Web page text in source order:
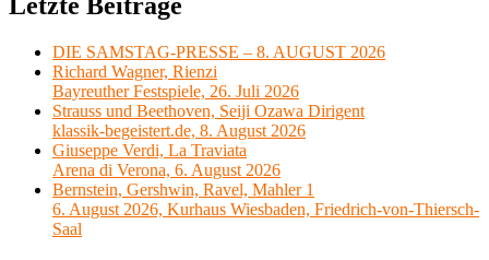
Letzte Beiträge
DIE SAMSTAG-PRESSE – 8. AUGUST 2026
Richard Wagner, Rienzi
Bayreuther Festspiele, 26. Juli 2026
Strauss und Beethoven, Seiji Ozawa Dirigent
klassik-begeistert.de, 8. August 2026
Giuseppe Verdi, La Traviata
Arena di Verona, 6. August 2026
Bernstein, Gershwin, Ravel, Mahler 1
6. August 2026, Kurhaus Wiesbaden, Friedrich-von-Thiersch-
Saal